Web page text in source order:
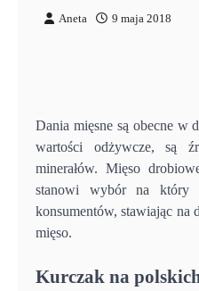
Aneta 9 maja 2018
Dania mięsne są obecne w
wartości odżywcze, są
minerałów. Mięso
stanowi wybór na który
konsumentów, stawiając na
mięso.
Kurczak na